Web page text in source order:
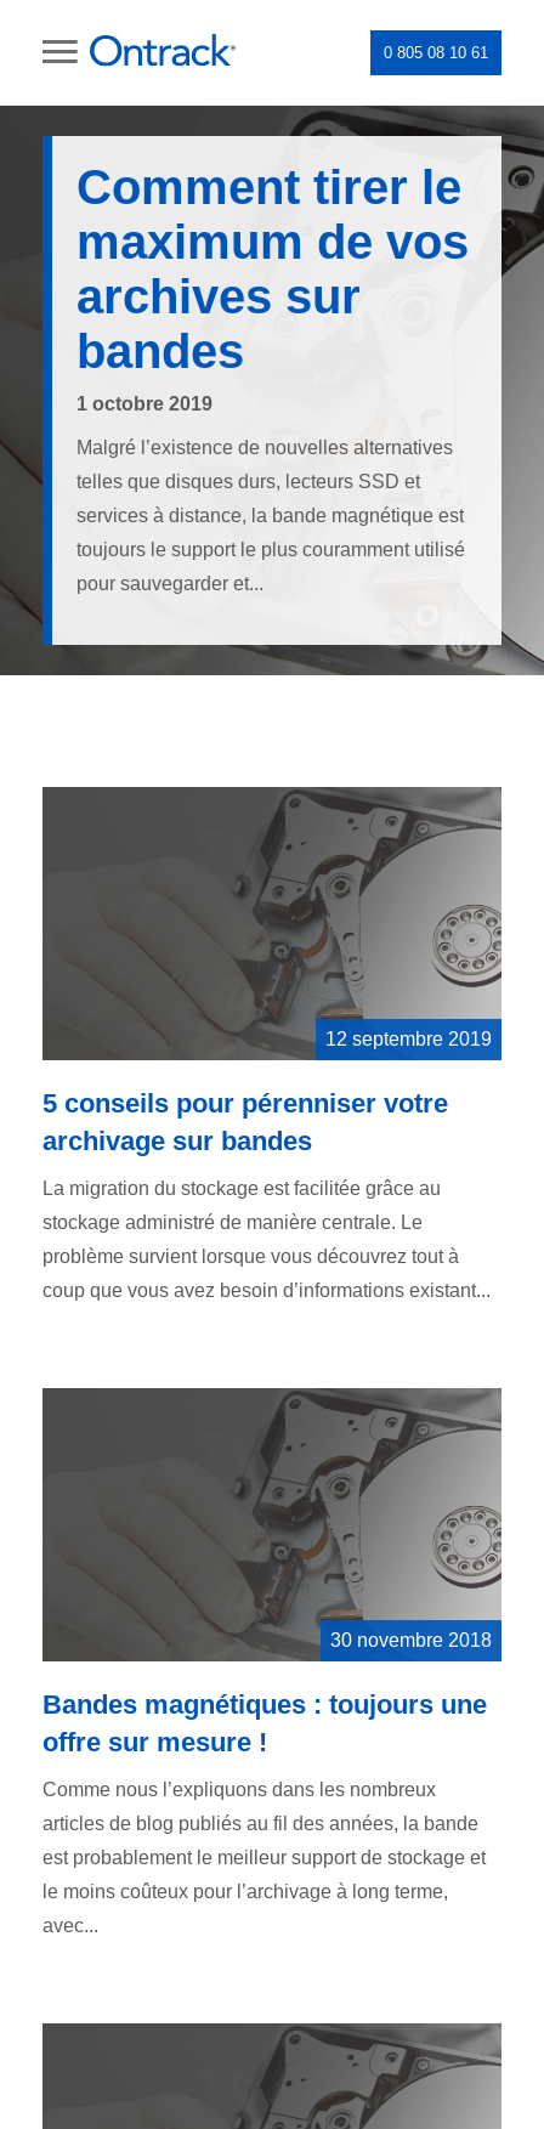
0 805 08 10 61
Comment tirer le
maximum de vos
archives sur
bandes
1 octobre 2019
Malgré l’existence de nouvelles alternatives
telles que disques durs, lecteurs SSD et
services à distance, la bande magnétique est
toujours le support le plus couramment utilisé
pour sauvegarder et...
12 septembre 2019
5 conseils pour pérenniser votre
archivage sur bandes
La migration du stockage est facilitée grâce au
stockage administré de manière centrale. Le
problème survient lorsque vous découvrez tout à
coup que vous avez besoin d’informations existant...
30 novembre 2018
Bandes magnétiques : toujours une
offre sur mesure !
Comme nous l’expliquons dans les nombreux
articles de blog publiés au fil des années, la bande
est probablement le meilleur support de stockage et
le moins coûteux pour l’archivage à long terme,
avec...